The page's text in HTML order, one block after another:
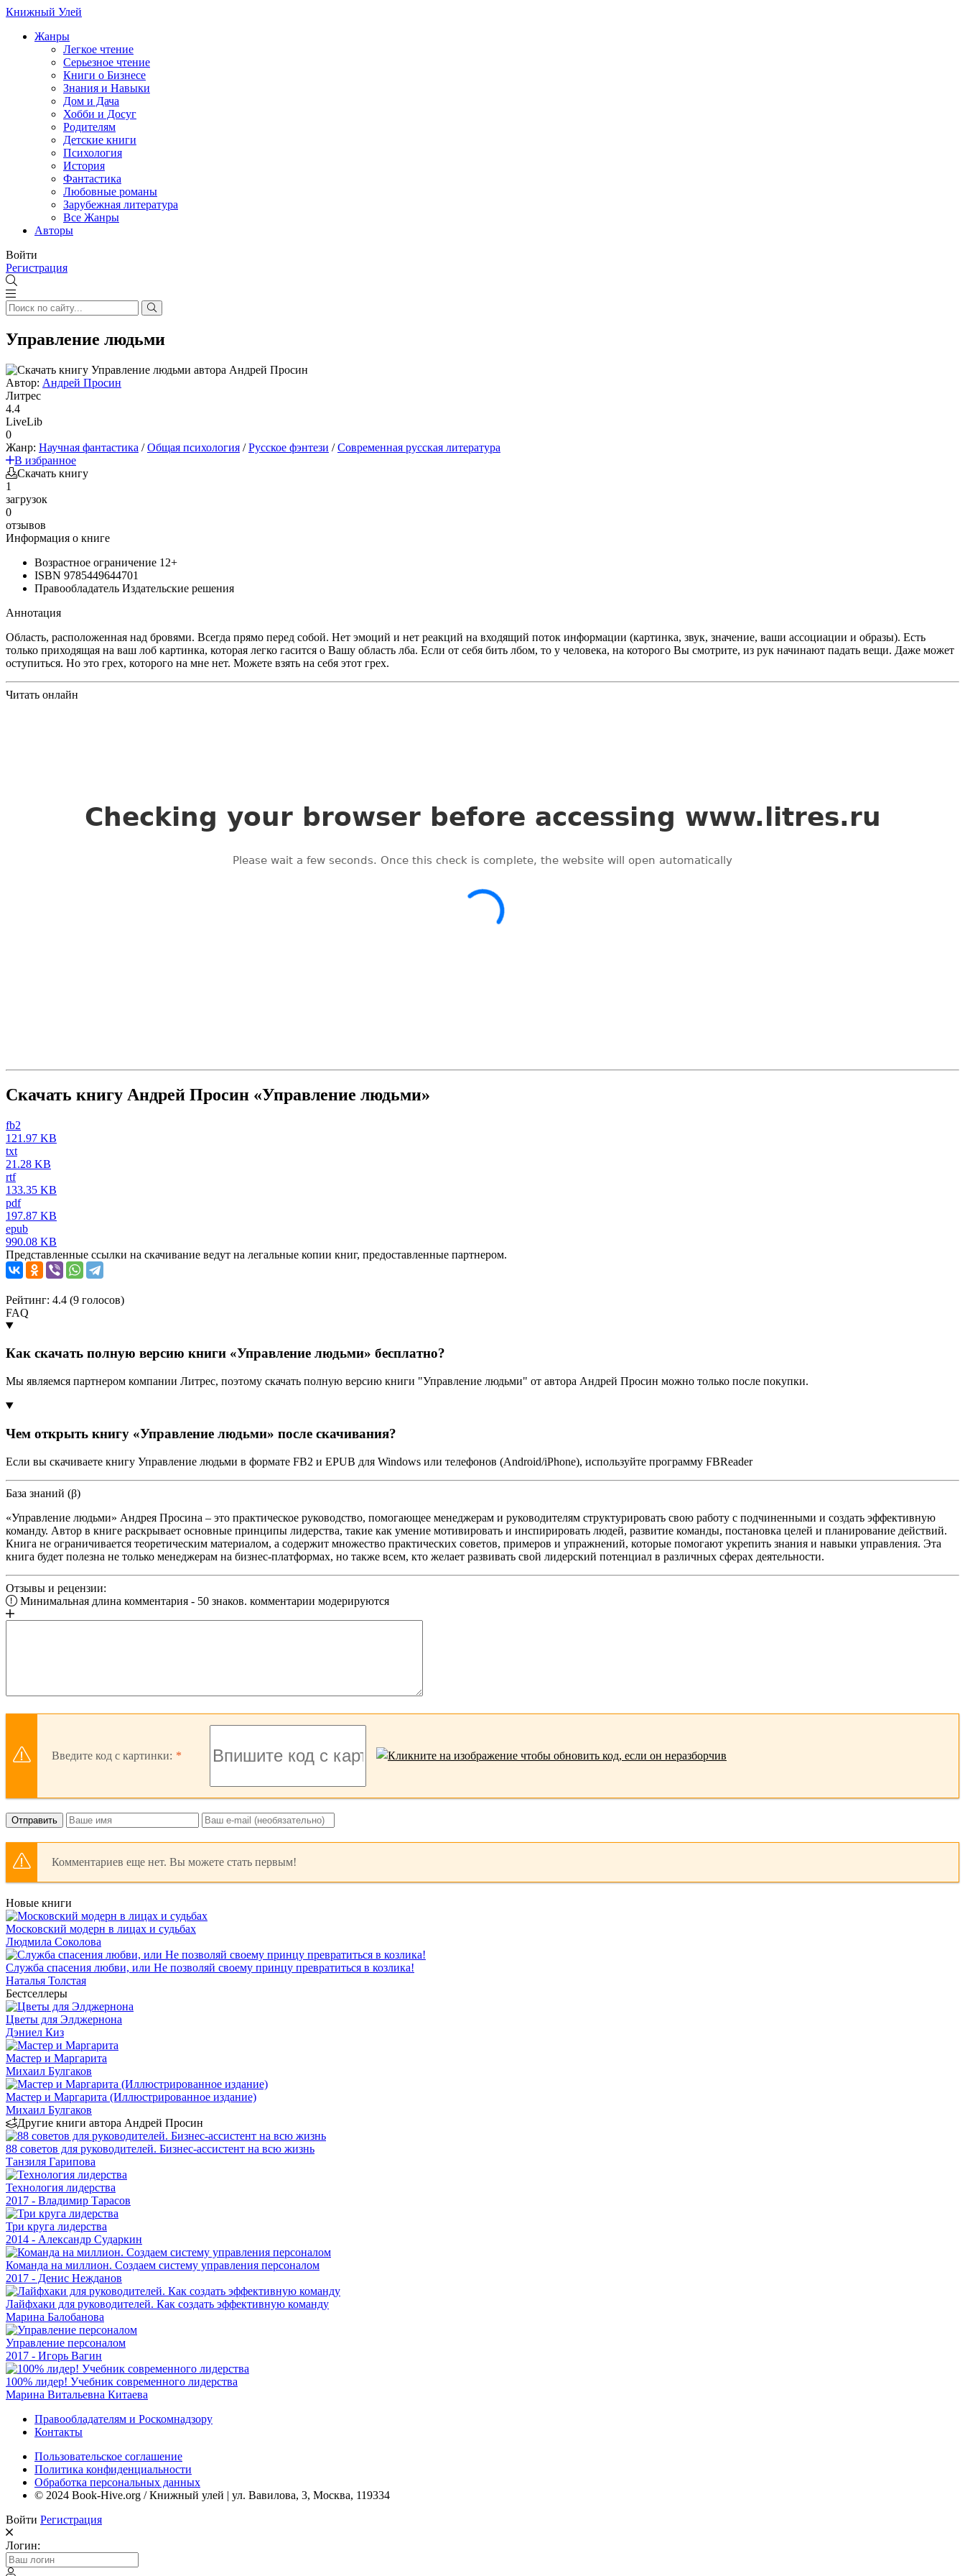
Книжный Улей
Жанры
Легкое чтение
Серьезное чтение
Книги о Бизнесе
Знания и Навыки
Дом и Дача
Хобби и Досуг
Родителям
Детские книги
Психология
История
Фантастика
Любовные романы
Зарубежная литература
Все Жанры
Авторы
Войти
Регистрация
Управление людьми
Автор: Андрей Просин
Литрес
4.4
LiveLib
0
Жанр: Научная фантастика /Общая психология /Русское фэнтези /Современная русская литература
В избранное
Скачать книгу
1
загрузок
0
отзывов
Информация о книге
Возрастное ограничение 12+
ISBN 9785449644701
Правообладатель Издательские решения
Аннотация
Область, расположенная над бровями. Всегда прямо перед собой. Нет эмоций и нет реакций на входящий поток информации (картинка, звук, значение, ваши ассоциации и образы). Есть
только приходящая на ваш лоб картинка, которая легко гасится о Вашу область лба. Если от себя бить лбом, то у человека, на которого Вы смотрите, из рук начинают падать вещи. Даже может
оступиться. Но это грех, которого на мне нет. Можете взять на себя этот грех.
Читать онлайн
Скачать книгу Андрей Просин «Управление людьми»
fb2
121.97 KB
txt
21.28 KB
rtf
133.35 KB
pdf
197.87 KB
epub
990.08 KB
Представленные ссылки на скачивание ведут на легальные копии книг, предоставленные партнером.
Рейтинг: 4.4 (9 голосов)
FAQ
Как скачать полную версию книги «Управление людьми» бесплатно?
Мы являемся партнером компании Литрес, поэтому скачать полную версию книги "Управление людьми" от автора Андрей Просин можно только после покупки.
Чем открыть книгу «Управление людьми» после скачивания?
Если вы скачиваете книгу Управление людьми в формате FB2 и EPUB для Windows или телефонов (Android/iPhone), используйте программу FBReader
База знаний (β)
«Управление людьми» Андрея Просина – это практическое руководство, помогающее менеджерам и руководителям структурировать свою работу с подчиненными и создать эффективную
команду. Автор в книге раскрывает основные принципы лидерства, такие как умение мотивировать и инспирировать людей, развитие команды, постановка целей и планирование действий.
Книга не ограничивается теоретическим материалом, а содержит множество практических советов, примеров и упражнений, которые помогают укрепить знания и навыки управления. Эта
книга будет полезна не только менеджерам на бизнес-платформах, но также всем, кто желает развивать свой лидерский потенциал в различных сферах деятельности.
Отзывы и рецензии:
Минимальная длина комментария - 50 знаков. комментарии модерируются
Введите код с картинки:
Отправить
Комментариев еще нет. Вы можете стать первым!
Новые книги
Московский модерн в лицах и судьбах
Людмила Соколова
Служба спасения любви, или Не позволяй своему принцу превратиться в козлика!
Наталья Толстая
Бестселлеры
Цветы для Элджернона
Дэниел Киз
Мастер и Маргарита
Михаил Булгаков
Мастер и Маргарита (Иллюстрированное издание)
Михаил Булгаков
Другие книги автора Андрей Просин
88 советов для руководителей. Бизнес-ассистент на всю жизнь
Танзиля Гарипова
Технология лидерства
2017 - Владимир Тарасов
Три круга лидерства
2014 - Александр Сударкин
Команда на миллион. Создаем систему управления персоналом
2017 - Денис Нежданов
Лайфхаки для руководителей. Как создать эффективную команду
Марина Балобанова
Управление персоналом
2017 - Игорь Вагин
100% лидер! Учебник современного лидерства
Марина Витальевна Китаева
Правообладателям и Роскомнадзору
Контакты
Пользовательское соглашение
Политика конфиденциальности
Обработка персональных данных
© 2024 Book-Hive.org / Книжный улей | ул. Вавилова, 3, Москва, 119334
Войти Регистрация
Логин: